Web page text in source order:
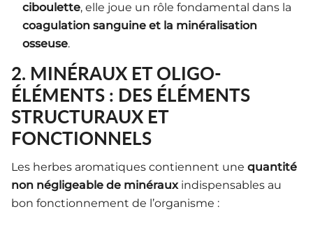
ciboulette, elle joue un rôle fondamental dans la
coagulation sanguine et la minéralisation
osseuse.
2. MINÉRAUX ET OLIGO-
ÉLÉMENTS : DES ÉLÉMENTS
STRUCTURAUX ET
FONCTIONNELS
Les herbes aromatiques contiennent une quantité
non négligeable de minérauxindispensables au
bon fonctionnement de l’organisme :